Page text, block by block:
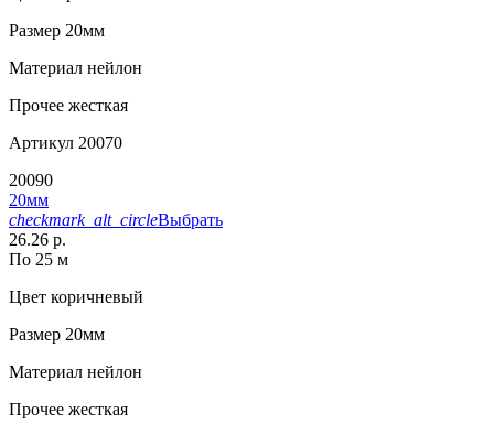
Размер 20мм
Материал нейлон
Прочее жесткая
Артикул 20070
20090
20мм
checkmark_alt_circleВыбрать
26.26 р.
По 25 м
Цвет коричневый
Размер 20мм
Материал нейлон
Прочее жесткая